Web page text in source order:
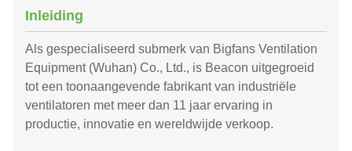
Inleiding
Als gespecialiseerd submerk van Bigfans Ventilation
Equipment (Wuhan) Co., Ltd., is Beacon uitgegroeid
tot een toonaangevende fabrikant van industriële
ventilatoren met meer dan 11 jaar ervaring in
productie, innovatie en wereldwijde verkoop.